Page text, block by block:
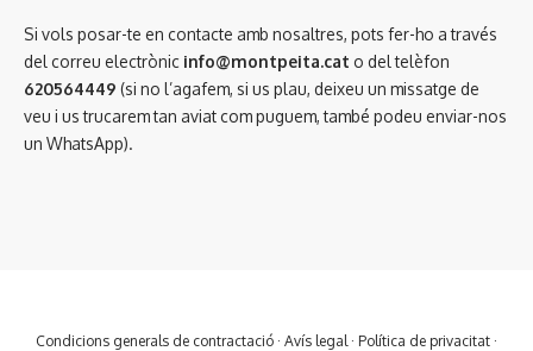
Si vols posar-te en contacte amb nosaltres, pots fer-ho a través
del correu electrònic info@montpeita.cat o del telèfon
620564449 (si no l’agafem, si us plau, deixeu un missatge de
veu i us trucarem tan aviat com puguem, també podeu enviar-nos
un WhatsApp).
Condicions generals de contractació · Avís legal · Política de privacitat ·